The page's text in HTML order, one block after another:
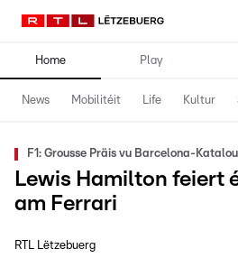
Home Play
News Mobilitéit Life Kultur
F1: Grousse Präis vu Barcelona-
Lewis Hamilton feiert
am Ferrari
RTL Lëtzebuerg